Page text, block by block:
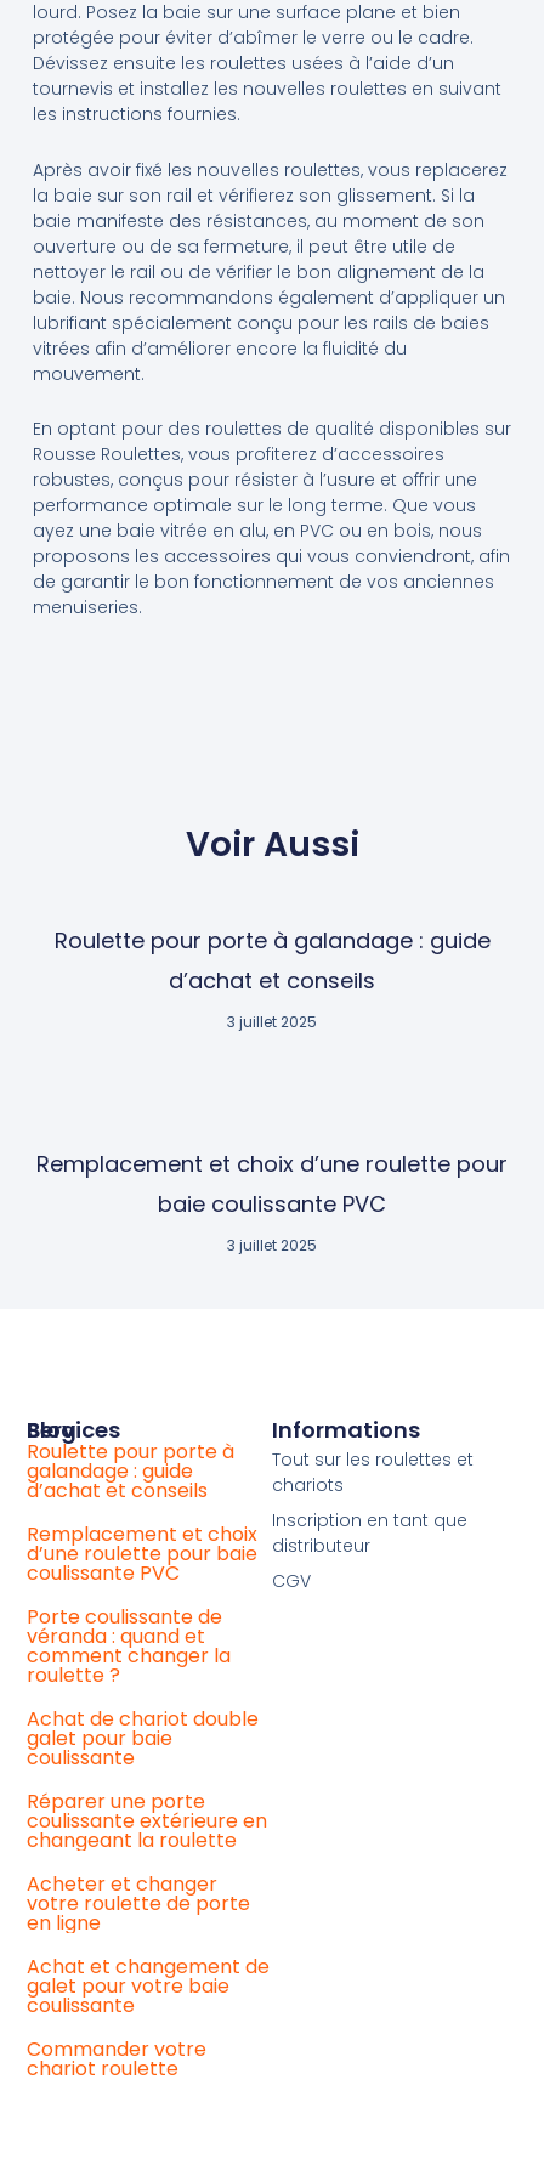
lourd. Posez la baie sur une surface plane et bien
protégée pour éviter d’abîmer le verre ou le cadre.
Dévissez ensuite les roulettes usées à l’aide d’un
tournevis et installez les nouvelles roulettes en suivant
les instructions fournies.
Après avoir fixé les nouvelles roulettes, vous replacerez
la baie sur son rail et vérifierez son glissement. Si la
baie manifeste des résistances, au moment de son
ouverture ou de sa fermeture, il peut être utile de
nettoyer le rail ou de vérifier le bon alignement de la
baie. Nous recommandons également d’appliquer un
lubrifiant spécialement conçu pour les rails de baies
vitrées afin d’améliorer encore la fluidité du
mouvement.
En optant pour des roulettes de qualité disponibles sur
Rousse Roulettes, vous profiterez d’accessoires
robustes, conçus pour résister à l’usure et offrir une
performance optimale sur le long terme. Que vous
ayez une baie vitrée en alu, en PVC ou en bois, nous
proposons les accessoires qui vous conviendront, afin
de garantir le bon fonctionnement de vos anciennes
menuiseries.
Voir Aussi
Roulette pour porte à galandage : guide
d’achat et conseils
3 juillet 2025
Remplacement et choix d’une roulette pour
baie coulissante PVC
3 juillet 2025
Informations
Tout sur les roulettes et
chariots
Inscription en tant que
distributeur
CGV
Services
Roulette pour porte à
galandage : guide
d’achat et conseils
Remplacement et choix
d’une roulette pour baie
coulissante PVC
Porte coulissante de
véranda : quand et
comment changer la
roulette ?
Achat de chariot double
galet pour baie
coulissante
Réparer une porte
coulissante extérieure en
changeant la roulette
Acheter et changer
votre roulette de porte
en ligne
Achat et changement de
galet pour votre baie
coulissante
Commander votre
chariot roulette
Blog
Achat
de
roulette
coulissante
universelle
chariot
de
baie
coulissante
La
roulette
baie
vitrée
ancienne
Remplacement
de
vos
roulettes
de
baie
coulissante
:
notre
guide
pour
un